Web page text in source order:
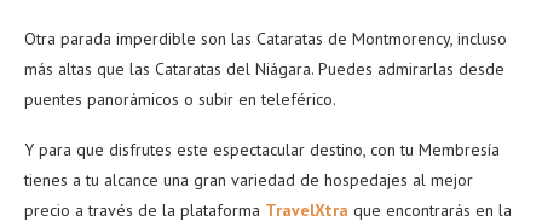
Otra parada imperdible son las Cataratas de Montmorency, incluso
más altas que las Cataratas del Niágara. Puedes admirarlas desde
puentes panorámicos o subir en teleférico.
Y para que disfrutes este espectacular destino, con tu Membresía
tienes a tu alcance una gran variedad de hospedajes al mejor
precio a través de la plataforma TravelXtra que encontrarás en la